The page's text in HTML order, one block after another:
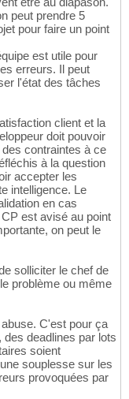
peut prendre 5
pour faire un point
est utile pour
erreurs. Il peut
l'état des tâches
client et la
doit pouvoir
contraintes à ce
à la question
accepter les
intelligence. Le
en cas
est avisé au point
on peut le
solliciter le chef de
problème ou même
C'est pour ça
deadlines par lots
soient
souplesse sur les
provoquées par